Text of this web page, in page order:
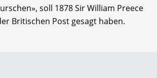
soll 1878 Sir William Preece
Britischen Post gesagt haben.